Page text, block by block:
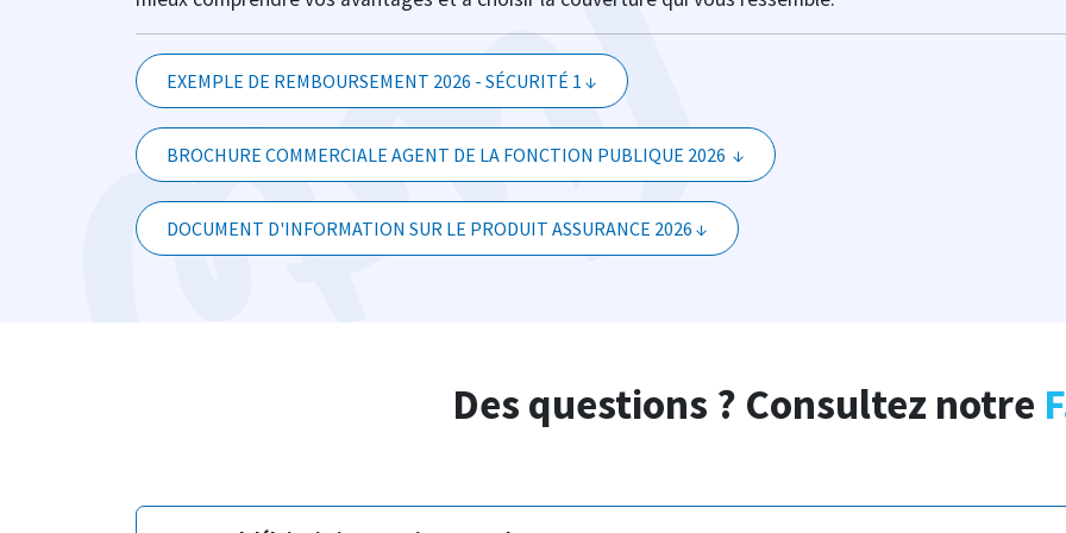
EXEMPLE DE REMBOURSEMENT 2026 - SÉCURITÉ 1 ↓
BROCHURE COMMERCIALE AGENT DE LA FONCTION PUBLIQUE 2026 ↓
DOCUMENT D'INFORMATION SUR LE PRODUIT ASSURANCE 2026 ↓
Des questions ? Consultez notre